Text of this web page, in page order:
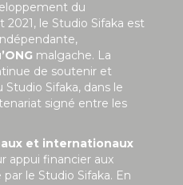
du
le Studio Sifaka est
malgache. La
de soutenir et
Sifaka, dans le
signé entre les
et internationaux
appui financier aux
le Studio Sifaka. En